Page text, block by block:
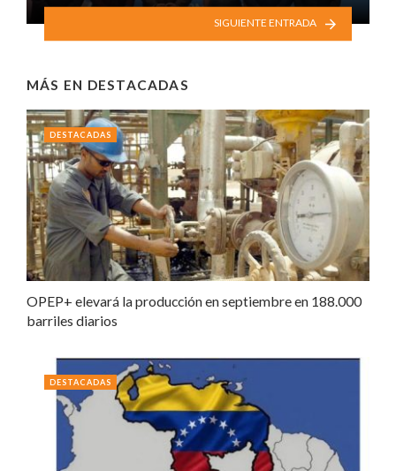
SIGUIENTE ENTRADA
MÁS EN DESTACADAS
OPEP+ elevará la producción en septiembre en 188.000
barriles diarios
DESTACADAS
DESTACADAS